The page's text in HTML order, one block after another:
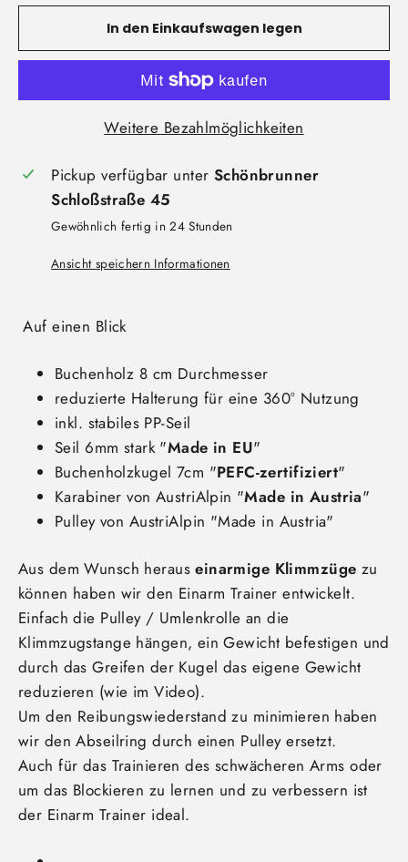
In den Einkaufswagen legen
Weitere Bezahlmöglichkeiten
Pickup verfügbar unter Schönbrunner
Schloßstraße 45
Gewöhnlich fertig in 24 Stunden
Ansicht speichern Informationen
Auf einen Blick
Buchenholz 8 cm Durchmesser
reduzierte Halterung für eine 360° Nutzung
inkl. stabiles PP-Seil
Seil 6mm stark "Made in EU"
Buchenholzkugel 7cm "PEFC-zertifiziert"
Karabiner von AustriAlpin "Made in Austria"
Pulley von AustriAlpin "Made in Austria"
Aus dem Wunsch herauseinarmige Klimmzüge zu
können haben wir den Einarm Trainer entwickelt.
Einfach die Pulley / Umlenkrolle an die
Klimmzugstange hängen, ein Gewicht befestigen und
durch das Greifen der Kugel das eigene Gewicht
reduzieren (wie im Video).
Um den Reibungswiederstand zu minimieren haben
wir den Abseilring durch einen Pulley ersetzt.
Auch für das Trainieren des schwächeren Arms oder
um das Blockieren zu lernen und zu verbessern ist
der Einarm Trainer ideal.